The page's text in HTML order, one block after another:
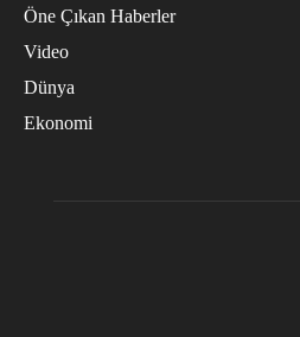
Öne Çıkan Haberler
Video
Dünya
Ekonomi